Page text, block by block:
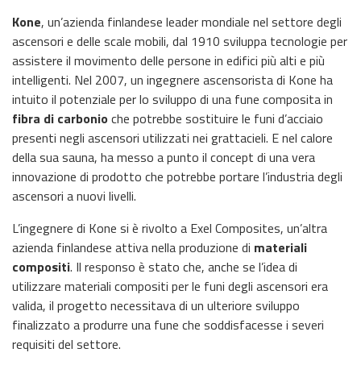
Kone, un’azienda finlandese leader mondiale nel settore degli
ascensori e delle scale mobili, dal 1910 sviluppa tecnologie per
assistere il movimento delle persone in edifici più alti e più
intelligenti. Nel 2007, un ingegnere ascensorista di Kone ha
intuito il potenziale per lo sviluppo di una fune composita in
fibra di carbonio che potrebbe sostituire le funi d’acciaio
presenti negli ascensori utilizzati nei grattacieli. E nel calore
della sua sauna, ha messo a punto il concept di una vera
innovazione di prodotto che potrebbe portare l’industria degli
ascensori a nuovi livelli.
L’ingegnere di Kone si è rivolto a Exel Composites, un’altra
azienda finlandese attiva nella produzione di materiali
compositi. Il responso è stato che, anche se l’idea di
utilizzare materiali compositi per le funi degli ascensori era
valida, il progetto necessitava di un ulteriore sviluppo
finalizzato a produrre una fune che soddisfacesse i severi
requisiti del settore.